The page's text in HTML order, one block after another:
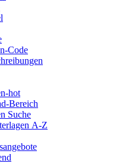
Code
hot
Bereich
Suche
A-Z